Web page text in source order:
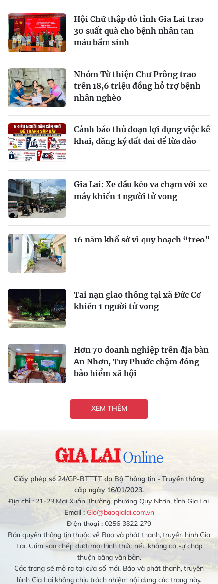
Hội Chữ thập đỏ tỉnh Gia Lai trao
30 suất quà cho bệnh nhân tan
máu bẩm sinh
Nhóm Từ thiện Chư Prông trao
trên 18,6 triệu đồng hỗ trợ bệnh
nhân nghèo
Cảnh báo thủ đoạn lợi dụng việc kê
khai, đăng ký đất đai để lừa đảo
Gia Lai: Xe đầu kéo va chạm với xe
máy khiến 1 người tử vong
16 năm khổ sở vì quy hoạch “treo”
Tai nạn giao thông tại xã Đức Cơ
khiến 1 người tử vong
Hơn 70 doanh nghiệp trên địa bàn
An Nhơn, Tuy Phước chậm đóng
bảo hiểm xã hội
XEM THÊM
Giấy phép số 24/GP-BTTTT do Bộ Thông tin - Truyền thông
cấp ngày 16/01/2023.
Địa chỉ :21-23 Mai Xuân Thưởng, phường Quy Nhơn, tỉnh Gia Lai.
Email : Glo@baogialai.com.vn
Điện thoại : 0256 3822 279
Bản quyền thông tin thuộc về Báo và phát thanh, truyền hình Gia
Lai. Cấm sao chép dưới mọi hình thức nếu không có sự chấp
thuận bằng văn bản.
Các trang sẽ mở ra tại cửa sổ mới. Báo và phát thanh, truyền
hình Gia Lai không chịu trách nhiệm nội dung các trang này.